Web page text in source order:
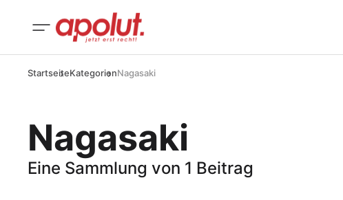
StartseiteKategorienNagasaki
Nagasaki
Eine Sammlung von 1 Beitrag